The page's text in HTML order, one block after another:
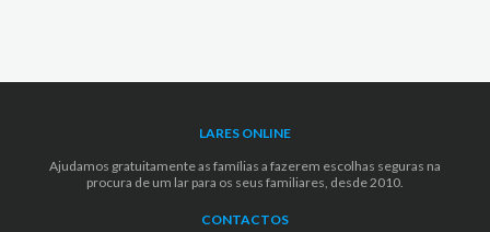
LARES ONLINE
Ajudamos gratuitamente as famílias a fazerem escolhas seguras na
procura de um lar para os seus familiares, desde 2010.
CONTACTOS